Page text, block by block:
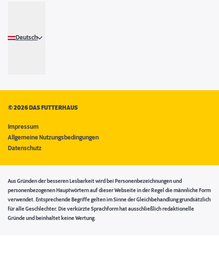
Deutsch
©2026 DAS FUTTERHAUS
Impressum
Allgemeine Nutzungsbedingungen
Datenschutz
Aus Gründen der besseren Lesbarkeit wird bei Personenbezeichnungen und
personenbezogenen Hauptwörtern auf dieser Webseite in der Regel die männliche Form
verwendet. Entsprechende Begriffe gelten im Sinne der Gleichbehandlung grundsätzlich
für alle Geschlechter. Die verkürzte Sprachform hat ausschließlich redaktionelle
Gründe und beinhaltet keine Wertung.